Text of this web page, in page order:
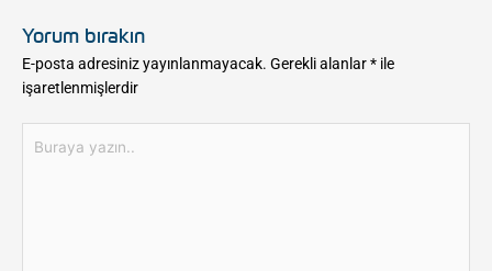
Yorum bırakın
E-posta adresiniz yayınlanmayacak. Gerekli alanlar* ile
işaretlenmişlerdir
yazın..